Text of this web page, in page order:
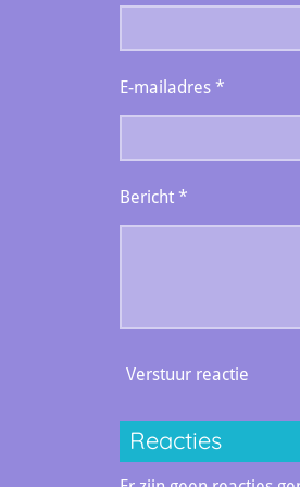
E-mailadres *
Bericht *
Verstuur reactie
Reacties